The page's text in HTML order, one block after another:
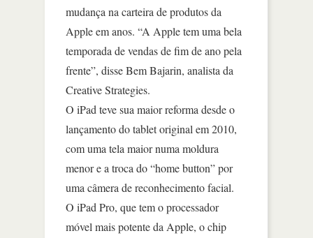
mudança na carteira de produtos da
Apple em anos. “A Apple tem uma bela
temporada de vendas de fim de ano pela
frente”, disse Bem Bajarin, analista da
Creative Strategies.
O iPad teve sua maior reforma desde o
lançamento do tablet original em 2010,
com uma tela maior numa moldura
menor e a troca do “home button” por
uma câmera de reconhecimento facial.
O iPad Pro, que tem o processador
móvel mais potente da Apple, o chip